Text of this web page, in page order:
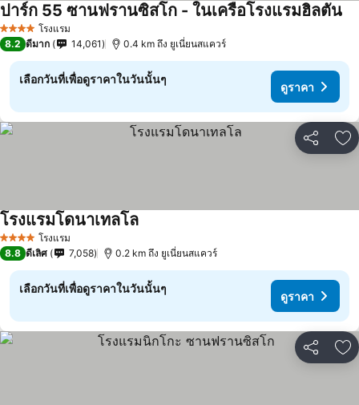
4 ดาว โรงแรม
ปาร์ก 55 ซานฟรานซิสโก - ในเครือโรงแรมฮิลตันดู
8.2 ดีมาก 14,061 0.4 km ถึง ยูเนี่ยนสแควร์
เลือกวันที่เพื่อดูราคาในวันนั้นๆ
ดูราคา
แชร์ เ
4 ดาว โรงแรม
โรงแรมโดนาเทลโลดูราคา
8.8 ดีเลิศ 7,058 0.2 km ถึง ยูเนี่ยนสแควร์
เลือกวันที่เพื่อดูราคาในวันนั้นๆ
ดูราคา
แชร์ เ